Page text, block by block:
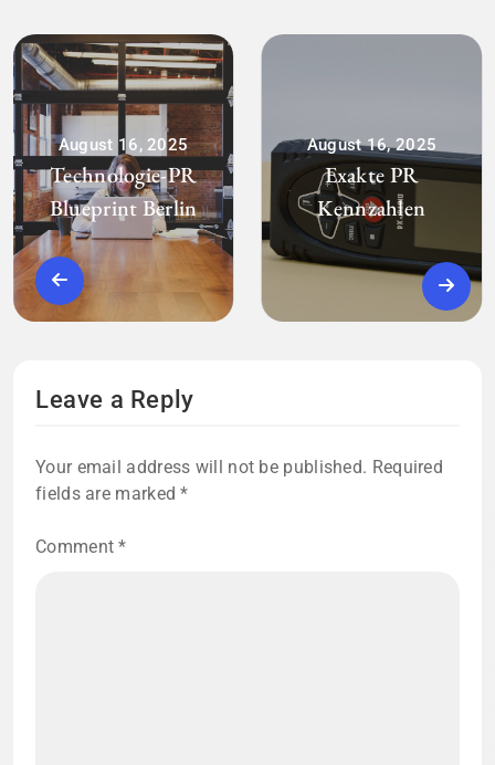
August 16, 2025
Technologie-PR
Blueprint Berlin
August 16, 2025
Exakte PR
Kennzahlen
Leave a Reply
Your email address will not be published. Required
fields are marked*
Comment*